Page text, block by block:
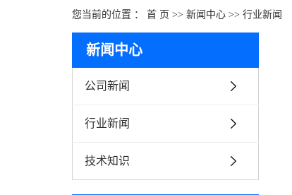
您当前的位置 ： 首 页 >> 新闻中心 >> 行业新闻
新闻中心
公司新闻
行业新闻
技术知识